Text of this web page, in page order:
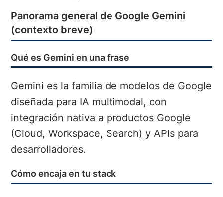
Panorama general de Google Gemini
(contexto breve)
Qué es Gemini en una frase
Gemini es la familia de modelos de Google
diseñada para IA multimodal, con
integración nativa a productos Google
(Cloud, Workspace, Search) y APIs para
desarrolladores.
Cómo encaja en tu stack